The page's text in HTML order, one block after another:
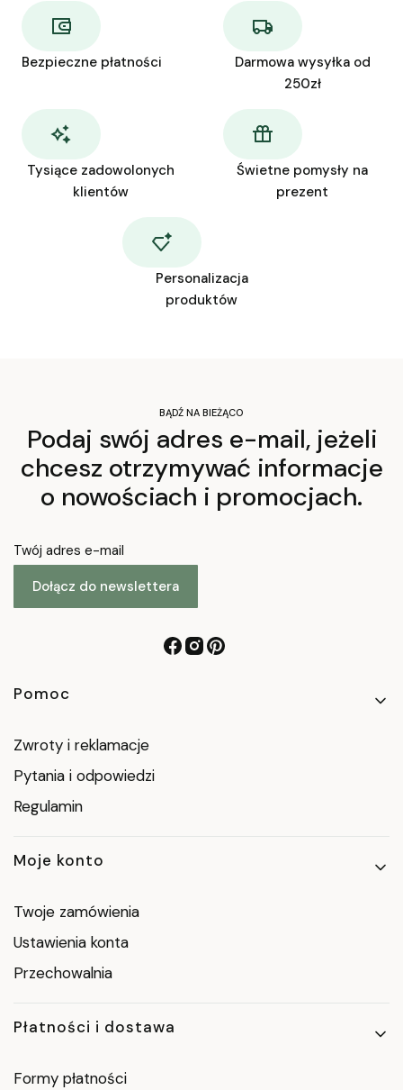
Bezpieczne płatności
Darmowa wysyłka od
250zł
Tysiące zadowolonych
klientów
Świetne pomysły na
prezent
Personalizacja
produktów
BĄDŹ NA BIEŻĄCO
Podaj swój adres e-mail, jeżeli
chcesz otrzymywać informacje
o nowościach i promocjach.
Twój adres e-mail
Dołącz do newslettera
Linki w stopce
Pomoc
Zwroty i reklamacje
Pytania i odpowiedzi
Regulamin
Moje konto
Twoje zamówienia
Ustawienia konta
Przechowalnia
Płatności i dostawa
Formy płatności